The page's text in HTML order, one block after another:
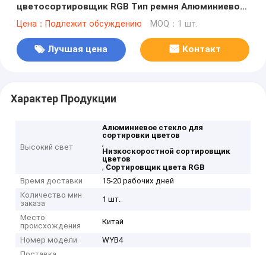
цветосортировщик RGB Тип ремня Алюминиевое
стекло Цветосортировщик
Цена：Подлежит обсуждению MOQ：1 шт.
Лучшая цена Контакт
Характер Продукции
Высокий свет
Алюминиевое стекло для
сортировки цветов
,
Низкоскоростной сортировщик
цветов
, Сортировщик цвета RGB
Время доставки
15-20 рабочих дней
Количество мин
заказа
1 шт.
Место
происхождения
Китай
Номер модели
WYB4